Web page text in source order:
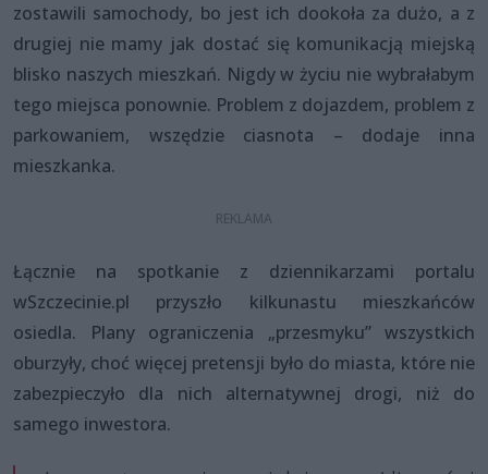
zostawili samochody, bo jest ich dookoła za dużo, a z
drugiej nie mamy jak dostać się komunikacją miejską
blisko naszych mieszkań. Nigdy w życiu nie wybrałabym
tego miejsca ponownie. Problem z dojazdem, problem z
parkowaniem, wszędzie ciasnota – dodaje inna
mieszkanka.
Łącznie na spotkanie z dziennikarzami portalu
wSzczecinie.pl przyszło kilkunastu mieszkańców
osiedla. Plany ograniczenia „przesmyku” wszystkich
oburzyły, choć więcej pretensji było do miasta, które nie
zabezpieczyło dla nich alternatywnej drogi, niż do
samego inwestora.